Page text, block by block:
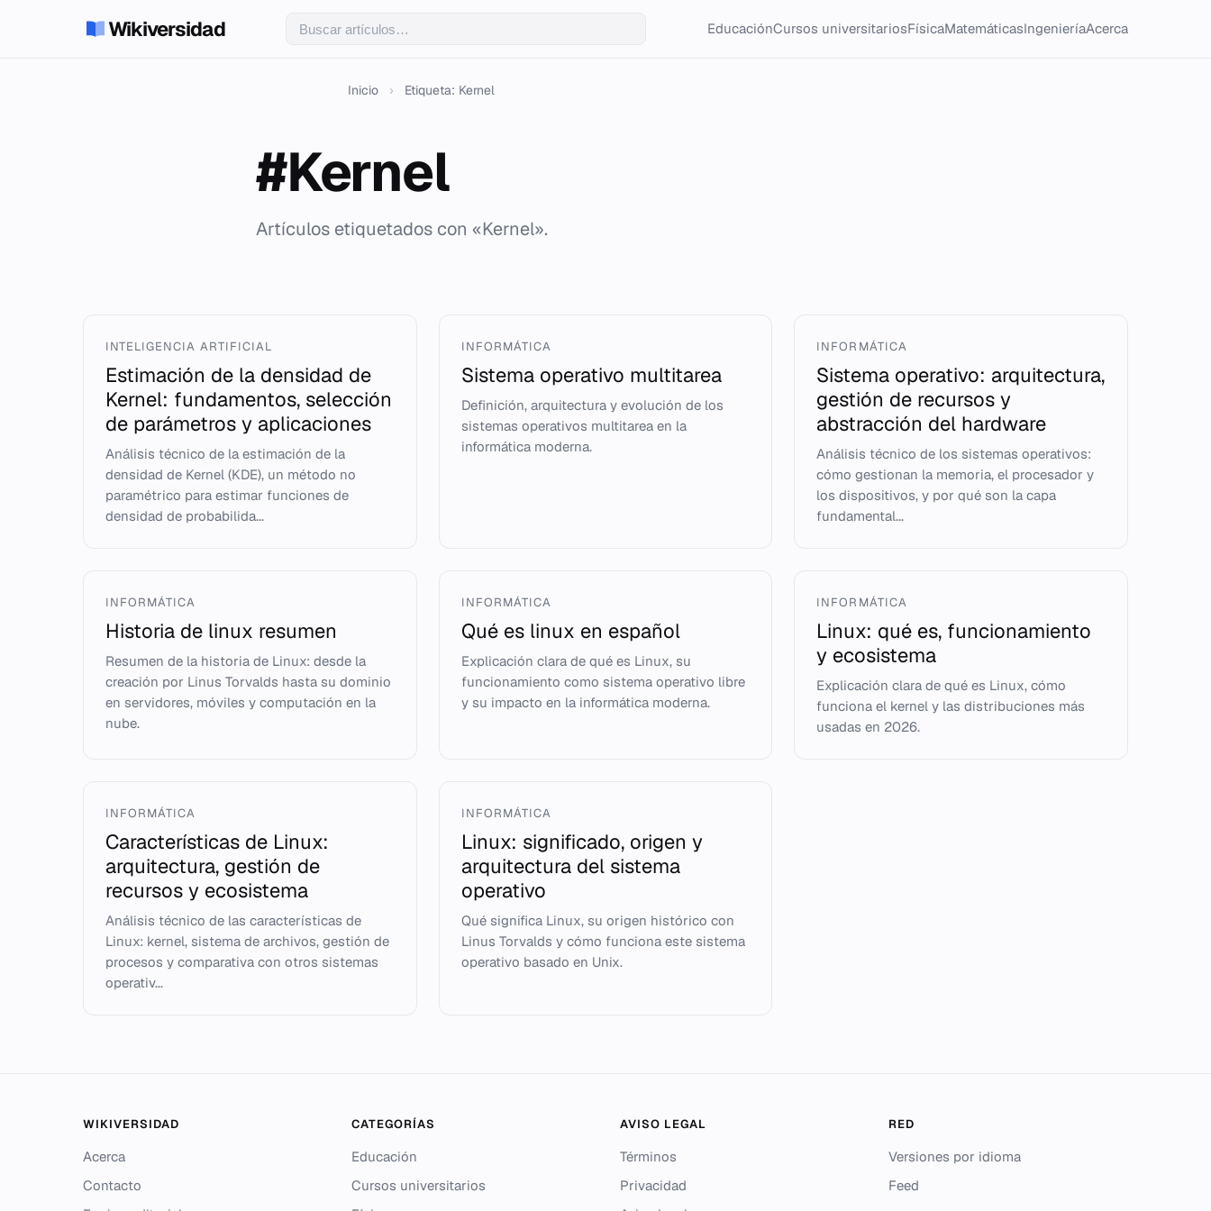
Wikiversidad EducaciónCursos universitariosFísicaMatemáticasIngenieríaAcerca
Inicio › Etiqueta: Kernel
#Kernel
Artículos etiquetados con «Kernel».
INTELIGENCIA ARTIFICIAL
Estimación de la densidad de
Kernel: fundamentos, selección
de parámetros y aplicaciones
Análisis técnico de la estimación de la
densidad de Kernel (KDE), un método no
paramétrico para estimar funciones de
densidad de probabilida...
INFORMÁTICA
Sistema operativo multitarea
Definición, arquitectura y evolución de los
sistemas operativos multitarea en la
informática moderna.
INFORMÁTICA
Sistema operativo: arquitectura,
gestión de recursos y
abstracción del hardware
Análisis técnico de los sistemas operativos:
cómo gestionan la memoria, el procesador y
los dispositivos, y por qué son la capa
fundamental...
INFORMÁTICA
Historia de linux resumen
Resumen de la historia de Linux: desde la
creación por Linus Torvalds hasta su dominio
en servidores, móviles y computación en la
nube.
INFORMÁTICA
Qué es linux en español
Explicación clara de qué es Linux, su
funcionamiento como sistema operativo libre
y su impacto en la informática moderna.
INFORMÁTICA
Linux: qué es, funcionamiento
y ecosistema
Explicación clara de qué es Linux, cómo
funciona el kernel y las distribuciones más
usadas en 2026.
INFORMÁTICA
Características de Linux:
arquitectura, gestión de
recursos y ecosistema
Análisis técnico de las características de
Linux: kernel, sistema de archivos, gestión de
procesos y comparativa con otros sistemas
operativ...
INFORMÁTICA
Linux: significado, origen y
arquitectura del sistema
operativo
Qué significa Linux, su origen histórico con
Linus Torvalds y cómo funciona este sistema
operativo basado en Unix.
WIKIVERSIDAD
Acerca
Contacto
CATEGORÍAS
Educación
Cursos universitarios
AVISO LEGAL
Términos
Privacidad
RED
Versiones por idioma
Feed